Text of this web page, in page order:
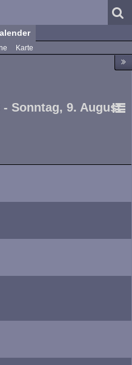
Karte
Sonntag, 9. August